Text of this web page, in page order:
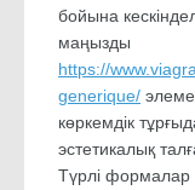
бойына
маңызды
https://
generique/
көркемдік
эстетикалық
Түрлі формалар